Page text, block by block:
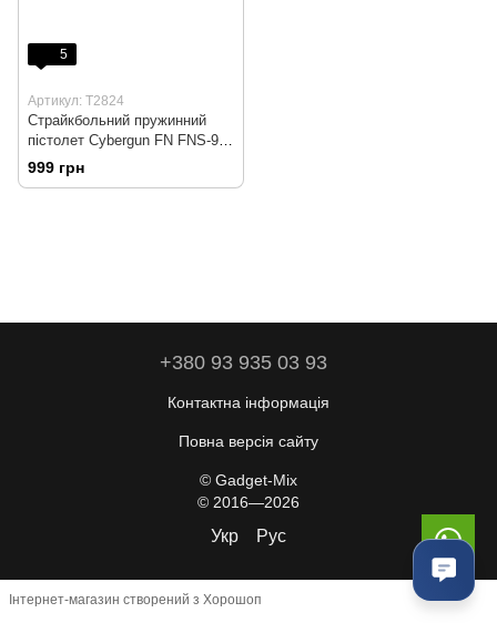
5
Артикул: T2824
Страйкбольний пружинний
пістолет Cybergun FN FNS-9
Dual Tone
999 грн
+380 93 935 03 93
Контактна інформація
Повна версія сайту
© Gadget-Mix
© 2016—2026
Укр Рус
Інтернет-магазин створений з Хорошоп